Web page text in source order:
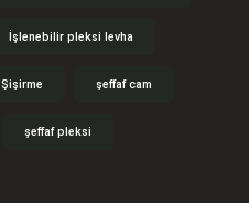
İşlenebilir pleksi levha
Şişirme şeffaf cam
şeffaf pleksi